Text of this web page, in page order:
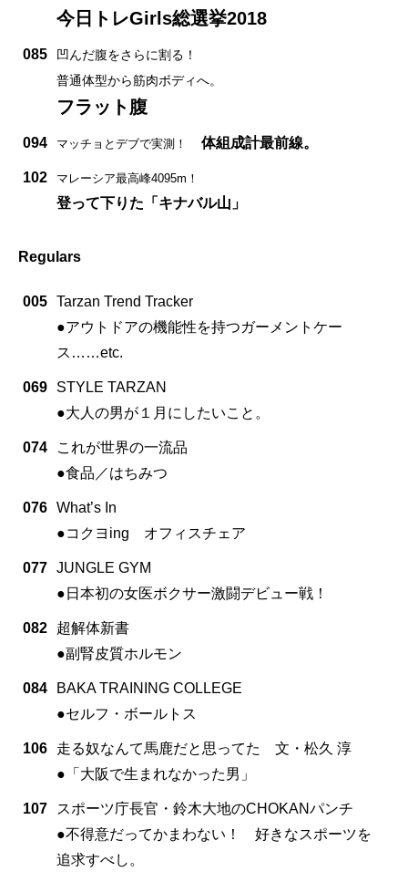
今日トレGirls総選挙2018
085
凹んだ腹をさらに割る！
普通体型から筋肉ボディへ。
フラット腹
094 マッチョとデブで実測！ 体組成計最前線。
102 マレーシア最高峰4095m！
登って下りた「キナバル山」
Regulars
005 Tarzan Trend Tracker
●アウトドアの機能性を持つガーメントケー
ス……etc.
069
STYLE TARZAN
●大人の男が１月にしたいこと。
074
これが世界の一流品
●食品／はちみつ
076 What’s In
●コクヨing オフィスチェア
077 JUNGLE GYM
●日本初の女医ボクサー激闘デビュー戦！
082
超解体新書
●副腎皮質ホルモン
084
BAKA TRAINING COLLEGE
●セルフ・ボールトス
106
走る奴なんて馬鹿だと思ってた 文・松久 淳
●「大阪で生まれなかった男」
107
スポーツ庁長官・鈴木大地のCHOKANパンチ
●不得意だってかまわない！ 好きなスポーツを
追求すべし。